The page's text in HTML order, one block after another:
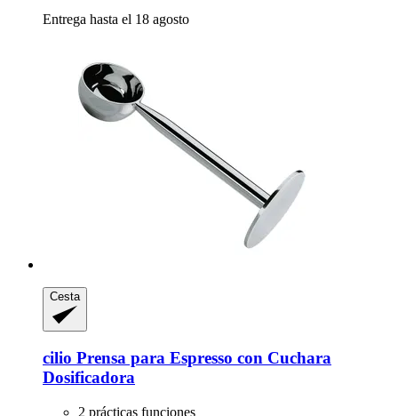
Entrega hasta el 18 agosto
Cesta
cilio Prensa para Espresso con Cuchara
Dosificadora
2 prácticas funciones